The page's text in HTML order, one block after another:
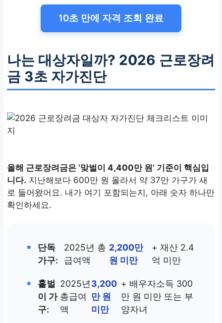
2026. 5. 1.(금) ~ 6. 1.(월)
기한 후 신청 시 5% 감액
544-9944 · 정부24
10초 만에 자격 조회 완료
나는 대상자일까? 2026 근로장려
금 3초 자가진단
올해 근로장려금은 ‘맞벌이 4,400만 원’ 기준이 핵심입
니다. 지난해보다 600만 원 올라서 약 37만 가구가 새
로 들어왔어요. 내가 여기 포함되는지, 아래 숫자 하나만
확인하세요.
•
단독
가구:
2025년 총
급여액
2,200만
원 미만
+ 재산 2.4
억 미만
•
홑벌
이 가
구:
2025년
총급여
액
3,200
만 원
미만
+ 배우자소득 300
만 원 미만 또는 부
양자녀